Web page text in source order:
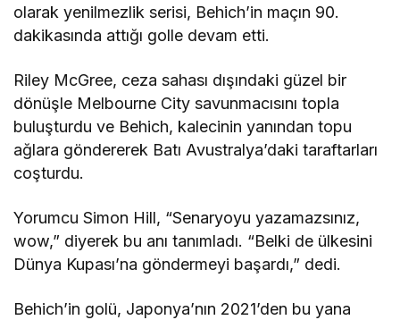
olarak yenilmezlik serisi, Behich’in maçın 90.
dakikasında attığı golle devam etti.
Riley McGree, ceza sahası dışındaki güzel bir
dönüşle Melbourne City savunmacısını topla
buluşturdu ve Behich, kalecinin yanından topu
ağlara göndererek Batı Avustralya’daki taraftarları
coşturdu.
Yorumcu Simon Hill, “Senaryoyu yazamazsınız,
wow,” diyerek bu anı tanımladı. “Belki de ülkesini
Dünya Kupası’na göndermeyi başardı,” dedi.
Behich’in golü, Japonya’nın 2021’den bu yana